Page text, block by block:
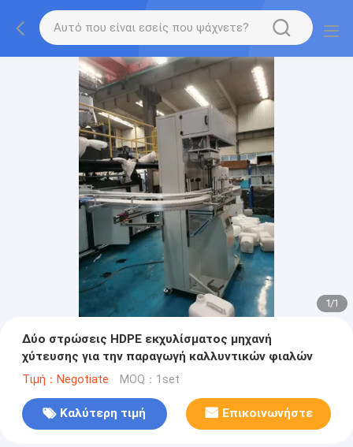
1/1
Δύο στρώσεις HDPE εκχυλίσματος μηχανή
χύτευσης για την παραγωγή καλλυντικών φιαλών
Τιμή：Negotiate MOQ：1set
Καλύτερη τιμή Επικοινωνήστε